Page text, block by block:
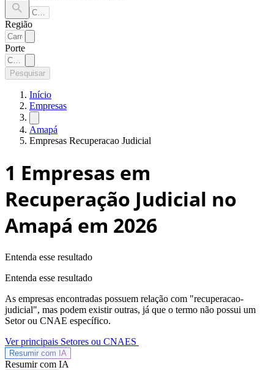
Região
Porte
Pesquisar
Início
Empresas
Amapá
Empresas Recuperacao Judicial
1 Empresas em
Recuperação Judicial no
Amapá em 2026
Entenda esse resultado
Entenda esse resultado
As empresas encontradas possuem relação com "recuperacao-
judicial", mas podem existir outras, já que o termo não possui um
Setor ou CNAE específico.
Ver principais Setores ou CNAES
Resumir com IA
Resumir com IA